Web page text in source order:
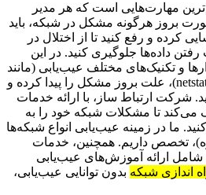
مهارت‌هایی است که هر مدیر
بروز هرگونه مشکل در شبکه، باید
کرده و رفع کنید تا از اختلال در
داده‌ها جلوگیری کنید. در این
و تکنیک‌های مختلف عیب‌یابی (مانند
ping، traceroute، ipconfig و netstat)، علت بروز مشکل را پیدا کرده و
شرکت ارتباط ساز، با ارائه خدمات
می‌کند تا مشکلات شبکه خود را به
ما در زمینه عیب‌یابی انواع شبکه‌ها
شامل ارائه آموزش‌های عیب‌یابی
اندازی شبکه بدون توانایی عیب‌یابی،